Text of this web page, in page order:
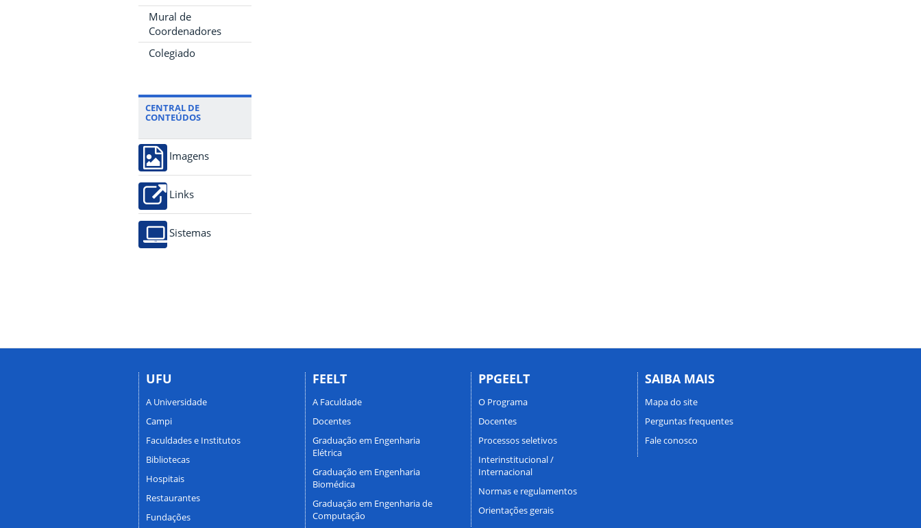
Mural de
Coordenadores
Colegiado
CENTRAL DE
CONTEÚDOS
Imagens
Links
Sistemas
UFU
A Universidade
Campi
Faculdades e Institutos
Bibliotecas
Hospitais
Restaurantes
Fundações
FEELT
A Faculdade
Docentes
Graduação em Engenharia
Elétrica
Graduação em Engenharia
Biomédica
Graduação em Engenharia de
Computação
PPGEELT
O Programa
Docentes
Processos seletivos
Interinstitucional /
Internacional
Normas e regulamentos
Orientações gerais
SAIBA MAIS
Mapa do site
Perguntas frequentes
Fale conosco